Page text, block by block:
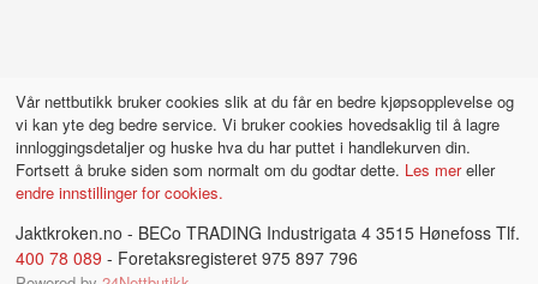
Vår nettbutikk bruker cookies slik at du får en bedre kjøpsopplevelse og
vi kan yte deg bedre service. Vi bruker cookies hovedsaklig til å lagre
innloggingsdetaljer og huske hva du har puttet i handlekurven din.
Fortsett å bruke siden som normalt om du godtar dette. Les mereller
endre innstillinger for cookies.
Jaktkroken.no - BECo TRADING Industrigata 4 3515 Hønefoss Tlf.
400 78 089 - Foretaksregisteret 975 897 796